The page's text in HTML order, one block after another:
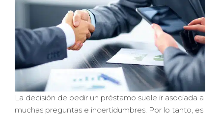
La decisión de pedir un préstamo suele ir asociada a
muchas preguntas e incertidumbres. Por lo tanto, es